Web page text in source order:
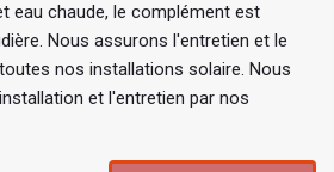
eau chaude, le complément est
Nous assurons l'entretien et le
nos installations solaire. Nous
et l'entretien par nos